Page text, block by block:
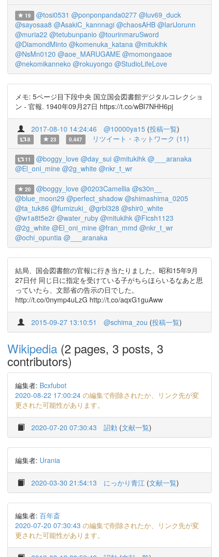
19 @tosi0531 @ponponpanda0277 @luv69_duck
@sayosaa8 @AsakiC_kannnagi @chaosAHB @IariJorunn
@muria22 @tetubunpanio @tourinmaruSword
@DiamondMinto @komenuka_katana @mitukihk
@NsMn0120 @aoe_MARUGAME @momongaaoe
@nekomikanneko @rokuyongo @StudioLifeLove
メモ: 5ページ目下段中央 国立国会図書館デジタルコレクショ
ン - 官報. 1940年09月27日 https://t.co/wBI7NHH6pj
2017-08-10 14:24:46 @10000ya15 (投稿一覧)
8 23 0.447 リツイート・ネットワーク (11)
11 @boggy_love @day_sui @mitukihk @___aranaka
@El_oni_mine @2g_white @nkr_t_wr
20 @boggy_love @0203Camellia @s30n__
@blue_moon29 @perfect_shadow @shimashima_0205
@ta_tuk86 @fumizuki_ @grbl328 @shir0_white
@w1a8t5e2r @water_ruby @mitukihk @Ficsh1123
@2g_white @El_oni_mine @fran_mmd @nkr_t_wr
@ochi_opuntia @___aranaka
結局、国会図書館の官報に行き当たりました。昭和15年9月
27日付 同じ日に指定を受けている子がちらほらいるなあと思
っていたら、文部省の告示の日でした。
http://t.co/0nymp4uLzG http://t.co/aqxG1guAww
2015-09-27 13:10:51 @schima_zou (投稿一覧)
Wikipedia (2 pages, 3 posts, 3
contributors)
編集者: Bcxfubot
2020-08-22 17:00:24 の編集で削除されたか、リンク先が変
更された可能性があります。
2020-07-20 07:30:43 詔勅 (文献一覧)
編集者: Urania
2020-03-30 21:54:13 にっかり青江 (文献一覧)
編集者: 百年斎
2020-07-20 07:30:43 の編集で削除されたか、リンク先が変
更された可能性があります。